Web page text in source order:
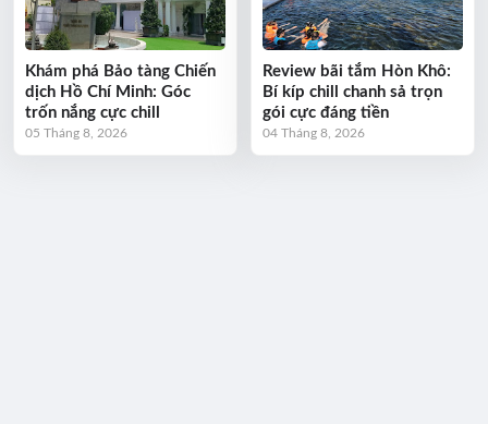
Khám phá Bảo tàng Chiến
dịch Hồ Chí Minh: Góc
trốn nắng cực chill
05 Tháng 8, 2026
Review bãi tắm Hòn Khô:
Bí kíp chill chanh sả trọn
gói cực đáng tiền
04 Tháng 8, 2026